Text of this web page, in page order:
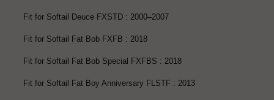
Fit for Softail Deuce FXSTD : 2000–2007
Fit for Softail Fat Bob FXFB : 2018
Fit for Softail Fat Bob Special FXFBS : 2018
Fit for Softail Fat Boy Anniversary FLSTF : 2013